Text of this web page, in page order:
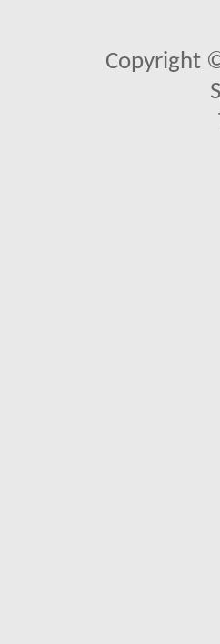
Copyright